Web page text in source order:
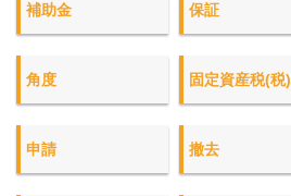
補助金 保証
角度 固定資産税(税)
申請 撤去